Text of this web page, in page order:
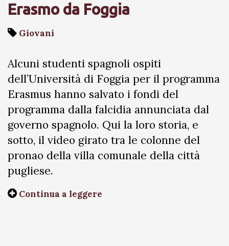
Erasmo da Foggia
Giovani
Alcuni studenti spagnoli ospiti
dell’Università di Foggia per il programma
Erasmus hanno salvato i fondi del
programma dalla falcidia annunciata dal
governo spagnolo. Qui la loro storia, e
sotto, il video girato tra le colonne del
pronao della villa comunale della città
pugliese.
Continua a leggere